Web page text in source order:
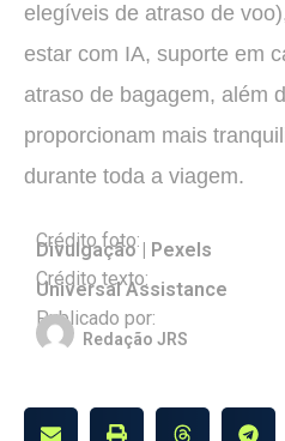
elegíveis de atraso de
estar com IA, suporte em
atraso de bagagem, além
proporcionam mais
durante toda a viagem.
Crédito foto:
Divulgação | Pexels
Crédito texto:
Universal Assistance
Publicado por:
Redação JRS